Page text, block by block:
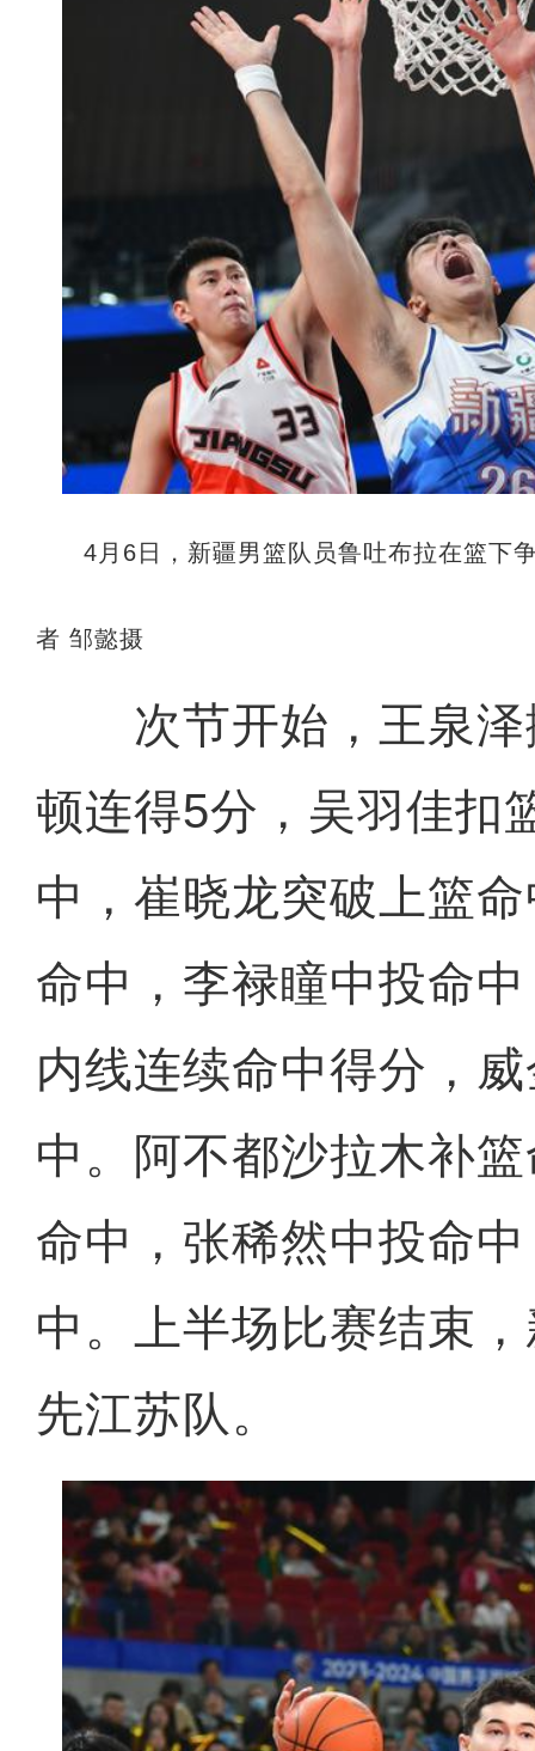
4月6日，新疆男篮队员鲁吐布拉在篮下
者 邹懿摄
次节开始，王泉泽
顿连得5分，吴羽佳扣
中，崔晓龙突破上篮
命中，李禄瞳中投命
内线连续命中得分，
中。阿不都沙拉木补
命中，张稀然中投命
中。上半场比赛结束
先江苏队。